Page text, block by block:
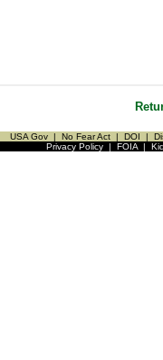
USA Gov | No Fear Act | DOI |
Privacy Policy| FOIA|